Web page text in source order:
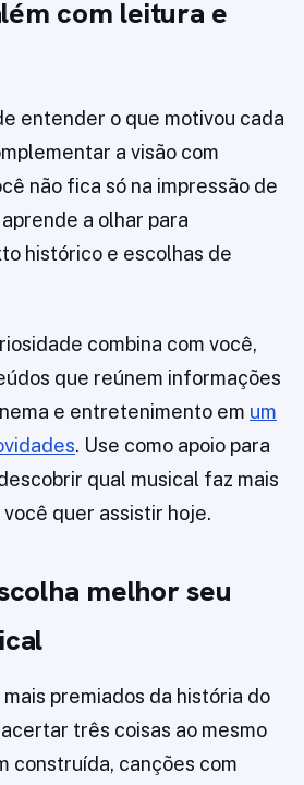
com leitura e
entender o que motivou cada
a visão com
não fica só na impressão de
a olhar para
histórico e escolhas de
combina com você,
que reúnem informações
e entretenimento em um
. Use como apoio para
qual musical faz mais
quer assistir hoje.
melhor seu
premiados da história do
três coisas ao mesmo
construída, canções com